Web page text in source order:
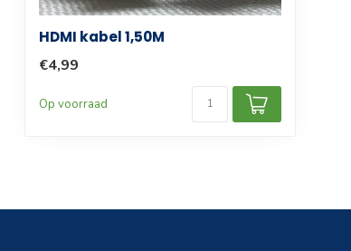
HDMI kabel 1,50M
€4,99
Op voorraad